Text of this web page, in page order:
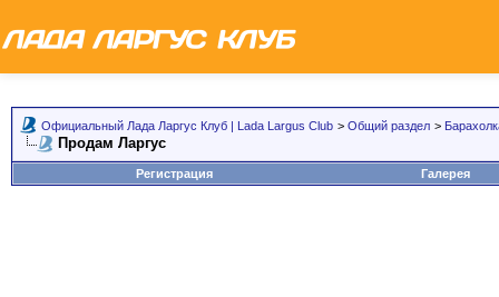
Официальный Лада Ларгус Клуб | Lada Largus Club > Общий раздел >
Продам Ларгус
Регистрация Галерея